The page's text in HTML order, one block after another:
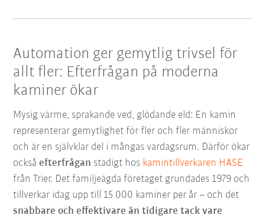
Automation ger gemytlig trivsel för
allt fler: Efterfrågan på moderna
kaminer ökar
Mysig värme, sprakande ved, glödande eld: En kamin
representerar gemytlighet för fler och fler människor
och är en självklar del i mångas vardagsrum. Därför ökar
ocksåefterfrågan stadigt hos kamintillverkaren HASE
från Trier. Det familjeägda företaget grundades 1979 och
tillverkar idag upp till 15 000 kaminer per år – och det
snabbare och effektivare än tidigare tack vare